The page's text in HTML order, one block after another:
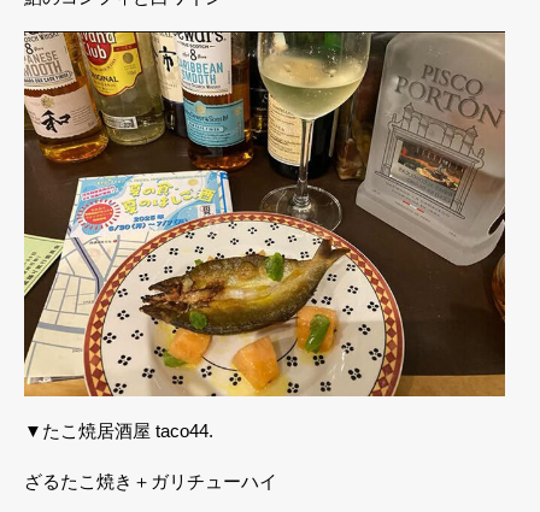
▼たこ焼居酒屋 taco44.
ざるたこ焼き＋ガリチューハイ